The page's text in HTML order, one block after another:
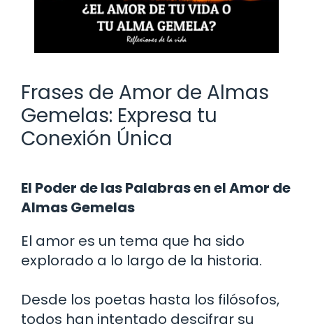
Frases de Amor de Almas
Gemelas: Expresa tu
Conexión Única
El Poder de las Palabras en el Amor de
Almas Gemelas
El amor es un tema que ha sido
explorado a lo largo de la historia.
Desde los poetas hasta los filósofos,
todos han intentado descifrar su